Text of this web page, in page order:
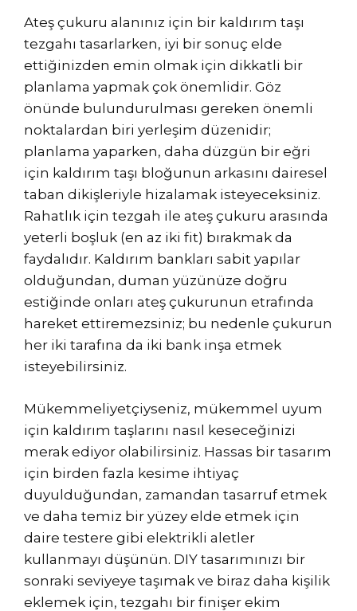
Ateş çukuru alanınız için bir kaldırım taşı
tezgahı tasarlarken, iyi bir sonuç elde
ettiğinizden emin olmak için dikkatli bir
planlama yapmak çok önemlidir. Göz
önünde bulundurulması gereken önemli
noktalardan biri yerleşim düzenidir;
planlama yaparken, daha düzgün bir eğri
için kaldırım taşı bloğunun arkasını dairesel
taban dikişleriyle hizalamak isteyeceksiniz.
Rahatlık için tezgah ile ateş çukuru arasında
yeterli boşluk (en az iki fit) bırakmak da
faydalıdır. Kaldırım bankları sabit yapılar
olduğundan, duman yüzünüze doğru
estiğinde onları ateş çukurunun etrafında
hareket ettiremezsiniz; bu nedenle çukurun
her iki tarafına da iki bank inşa etmek
isteyebilirsiniz.
Mükemmeliyetçiyseniz, mükemmel uyum
için kaldırım taşlarını nasıl keseceğinizi
merak ediyor olabilirsiniz. Hassas bir tasarım
için birden fazla kesime ihtiyaç
duyulduğundan, zamandan tasarruf etmek
ve daha temiz bir yüzey elde etmek için
daire testere gibi elektrikli aletler
kullanmayı düşünün. DIY tasarımınızı bir
sonraki seviyeye taşımak ve biraz daha kişilik
eklemek için, tezgahı bir finişer ekim